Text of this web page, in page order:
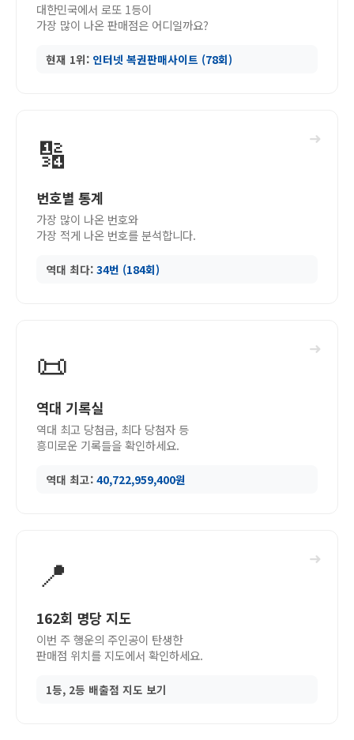
대한민국에서 로또 1등이
가장 많이 나온 판매점은 어디일까요?
현재 1위: 인터넷 복권판매사이트 (78회)
➜
🔢
번호별 통계
가장 많이 나온 번호와
가장 적게 나온 번호를 분석합니다.
역대 최다: 34번 (184회)
➜
📜
역대 기록실
역대 최고 당첨금, 최다 당첨자 등
흥미로운 기록들을 확인하세요.
역대 최고: 40,722,959,400원
➜
📍
162회 명당 지도
이번 주 행운의 주인공이 탄생한
판매점 위치를 지도에서 확인하세요.
1등, 2등 배출점 지도 보기